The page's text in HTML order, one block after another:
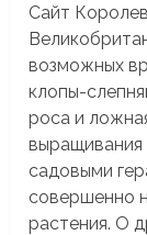
Сайт
возможных
клопы-
роса и
выращивания
садовыми
совершенно
растения. О